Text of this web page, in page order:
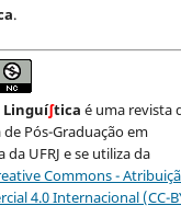
.
Linguí∫tica é uma revista
Pós-Graduação em
da UFRJ e se utiliza da
Commons -
4.0 Internacional (CC-